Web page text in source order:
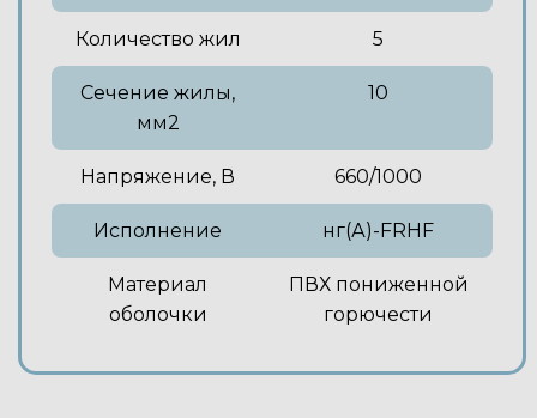
Количество жил 5
Сечение жилы,
мм2
10
Напряжение, В 660/1000
Исполнение нг(А)-FRHF
Материал
оболочки
ПВХ пониженной
горючести